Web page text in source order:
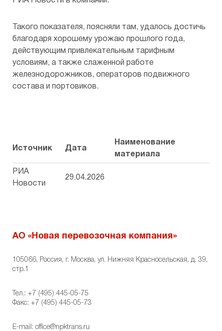
Такого показателя, поясняли там, удалось достичь
благодаря хорошему урожаю прошлого года,
действующим привлекательным тарифным
условиям, а также слаженной работе
железнодорожников, операторов подвижного
состава и портовиков.
Источник Дата
Наименование
материала
РИА
Новости
29.04.2026
АО «Новая перевозочная компания»
105066, Россия, г. Москва, ул. Нижняя Красносельская, д. 39,
стр.1
Тел.: +7 (495) 445-05-75
Факс: +7 (495) 445-05-73
E-mail: office@npktrans.ru